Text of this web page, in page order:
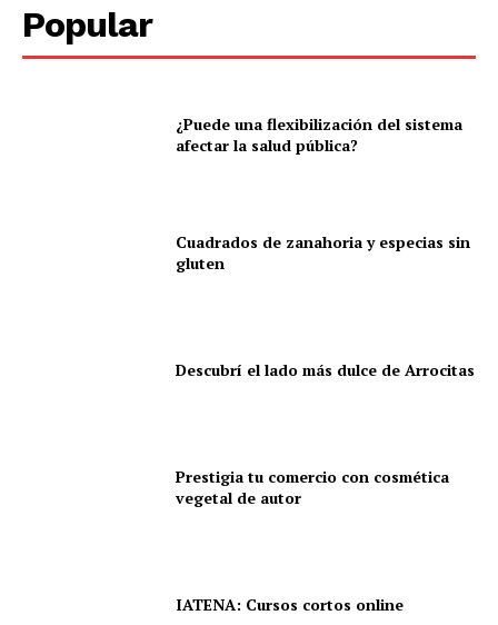
Popular
¿Puede una flexibilización del sistema
afectar la salud pública?
Cuadrados de zanahoria y especias sin
gluten
Descubrí el lado más dulce de Arrocitas
Prestigia tu comercio con cosmética
vegetal de autor
IATENA: Cursos cortos online